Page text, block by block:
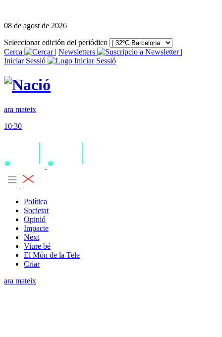
08 de agost de 2026
Seleccionar edición del periódico
Cerca
| Newsletters
|
Iniciar Sessió
ara mateix
10:30
Política
Societat
Opinió
Impacte
Next
Viure bé
El Món de la Tele
Criar
ara mateix